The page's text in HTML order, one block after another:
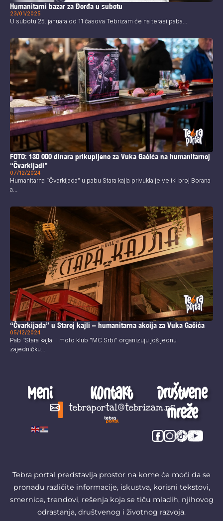
Humanitarni bazar za Đorđa u subotu
23/01/2025
U subotu 25. januara od 11 časova Tebrizam će na terasi paba...
FOTO: 130 000 dinara prikupljeno za Vuka Gačića na humanitarnoj
“Čvarkijadi”
07/12/2024
Humanitarna “Čvarkijada” u pabu Stara kajla privukla je veliki broj Borana
a...
“Čvarkijada” u Staroj kajli – humanitarna akcija za Vuka Gačića
05/12/2024
Pab "Stara kajla" i moto klub "MC Srbi" organizuju još jednu
zajedničku...
Meni Kontakt
tebraportal@tebrizam.rs
Društvene
mreže
Tebra portal predstavlja prostor na kome će moći da se
pronađu različite informacije, iskustva, korisni tekstovi,
smernice, trendovi, rešenja koja se tiču mladih, njihovog
odrastanja, društvenog i životnog razvoja.